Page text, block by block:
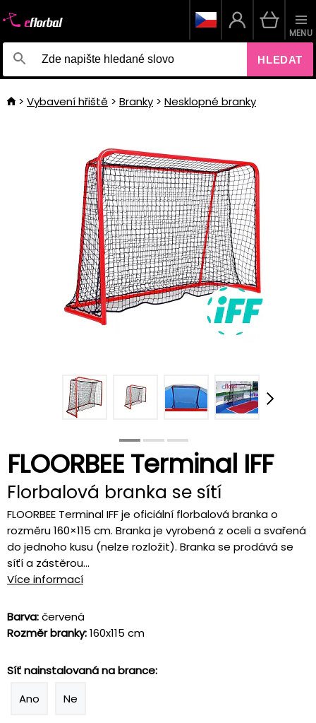
HLEDAT
MENU
Vybavení hřiště Branky Nesklopné branky
FLOORBEE Terminal IFF
Florbalová branka se sítí
FLOORBEE Terminal IFF je oficiální florbalová branka o
rozměru 160×115 cm. Branka je vyrobená z oceli a svařená
do jednoho kusu (nelze rozložit). Branka se prodává se
síťí a zástěrou...
Více informací
Barva:červená
Rozměr branky:160x115 cm
Síť nainstalovaná na brance:
Ano
Ne